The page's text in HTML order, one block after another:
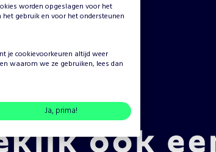
worden opgeslagen voor het
gebruik en voor het ondersteunen
je cookievoorkeuren altijd weer
waarom we ze gebruiken, lees dan
Ja, prima!